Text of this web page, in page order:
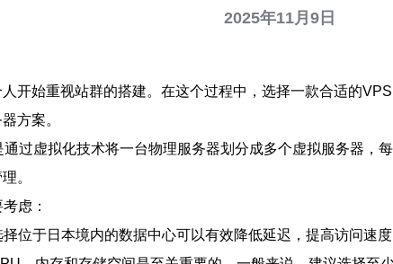
2025年11月9日
开始重视站群的搭建。在这个过程中，选择一款合适的
方案。
过虚拟化技术将一台物理服务器划分成多个虚拟服务器，
。
虑：
位于日本境内的数据中心可以有效降低延迟，提高访问速